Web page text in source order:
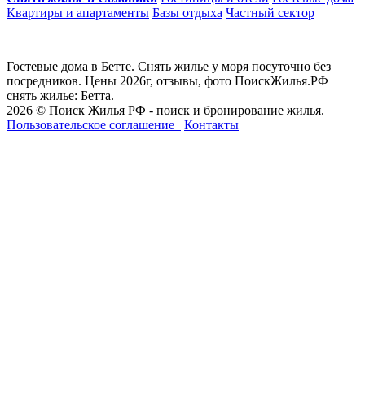
Квартиры и апартаменты Базы отдыха Частный сектор
Гостевые дома в Бетте. Снять жилье у моря посуточно без
посредников. Цены 2026г, отзывы, фото ПоискЖилья.РФ
снять жилье: Бетта.
2026 © Поиск Жилья РФ - поиск и бронирование жилья.
Пользовательское соглашение
Контакты